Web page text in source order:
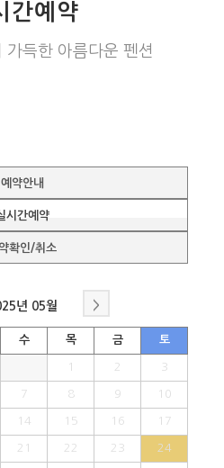
간예약
가득한 아름다운 펜션
예약안내
시간예약
확인/취소
년 05월 >
수 목 금 토
1 2 3
7 8 9 10
14 15 16 17
21 22 23 24